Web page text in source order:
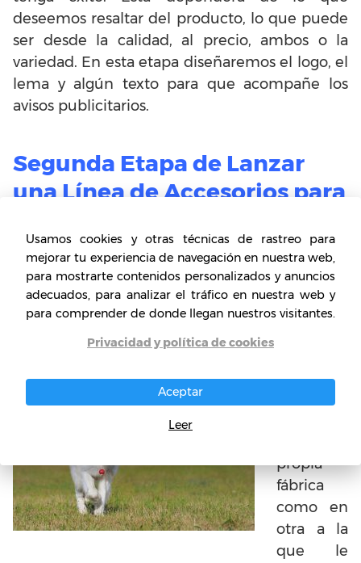
deseemos resaltar del producto, lo que puede
ser desde la calidad, al precio, ambos o la
variedad. En esta etapa diseñaremos el logo, el
lema y algún texto para que acompañe los
avisos publicitarios.
Segunda Etapa de Lanzar
una Línea de Accesorios para
En la segunda etapa, culminaremos con el
proceso y finalmente habremos podido Lanzar
una Línea de Accesorios para Mascotas y la
venderemos en los comercios y tiendas afines
a nuestro producto. Esta etapa comprende:
Fabricaci
ya sea
propia
fábrica
como en
otra a la
que le
Usamos cookies y otras técnicas de rastreo para
mejorar tu experiencia de navegación en nuestra web,
para mostrarte contenidos personalizados y anuncios
adecuados, para analizar el tráfico en nuestra web y
para comprender de donde llegan nuestros visitantes.
Privacidad y política de cookies
Aceptar
Leer